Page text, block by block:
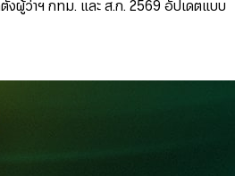
ผู้ว่าฯ กทม. และ ส.ก. 2569 อัปเดตแบบ